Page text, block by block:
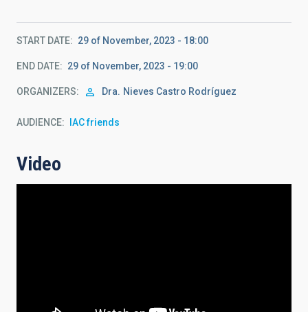
START DATE 29 of November, 2023 - 18:00
END DATE 29 of November, 2023 - 19:00
ORGANIZERS Dra. Nieves Castro Rodríguez
AUDIENCE IAC friends
Video